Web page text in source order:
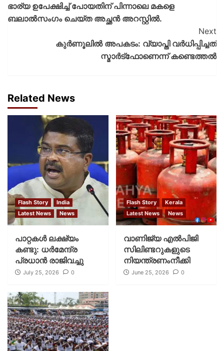
ഭാര്യ ഉപേക്ഷിച്ച് പോയതിന് പിന്നാലെ മകളെ
ബലാൽസംഗം ചെയ്ത അച്ഛൻ അറസ്റ്റിൽ.
Next
കുർണൂലിൽ അപകടം: വ്യാപ്തി വർധിപ്പിച്ചത്
സ്മാർട്ഫോണെന്ന് കണ്ടെത്തൽ
Related News
Flash Story
India
Latest News
News
പാറ്റകള്‍ ലക്ഷ്യം
കണ്ടു: ധര്‍മേന്ദ്ര
പ്രധാന്‍ രാജിവച്ചു
July 25, 2026 0
Flash Story
Kerala
Latest News
News
വാണിജ്യ എൽപിജി
സിലിണ്ടറുകളുടെ
നിയന്ത്രണംനീക്കി
June 25, 2026 0